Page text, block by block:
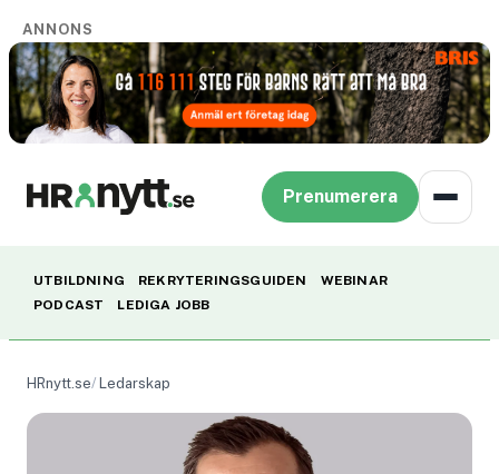
ANNONS
Prenumerera
UTBILDNING REKRYTERINGSGUIDEN
WEBINAR
PODCAST
LEDIGA JOBB
HRnytt.se Ledarskap